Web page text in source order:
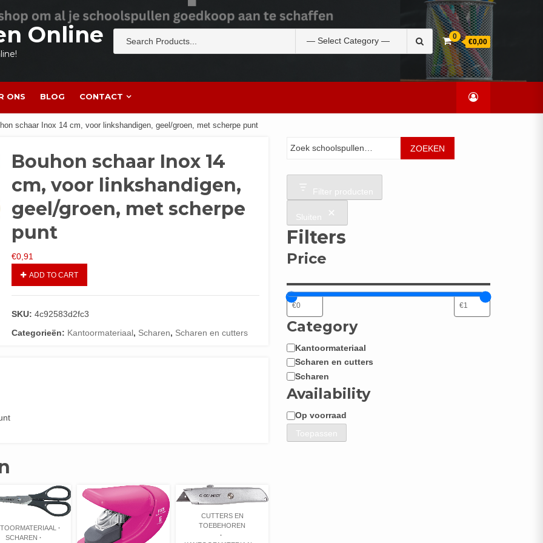
Online
naar:
0
€0,00
ONS BLOG CONTACT
schaar Inox 14 cm, voor linkshandigen, geel/groen, met scherpe punt
Bouhon schaar Inox 14
cm, voor linkshandigen,
geel/groen, met scherpe
punt
€0,91
ADD TO CART
SKU: 4c92583d2fc3
Categorieën: Kantoormateriaal, Scharen, Scharen en cutters
SCHAREN
CUTTERS EN
TOEBEHOREN
ZOEKEN
Filter producten
Sluiten
Filters
Price
Category
Categorie
Kantoormateriaal
Scharen en cutters
Scharen
Availability
Beschikbaarheid
Op voorraad
Toepassen